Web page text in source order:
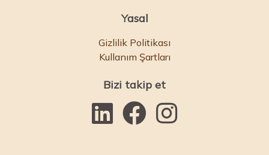
Yasal
Gizlilik Politikası
Kullanım Şartları
Bizi takip et